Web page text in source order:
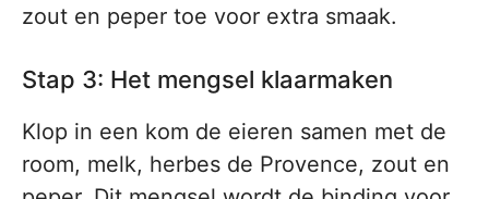
zout en peper toe voor extra smaak.
Stap 3: Het mengsel klaarmaken
Klop in een kom de eieren samen met de
room, melk, herbes de Provence, zout en